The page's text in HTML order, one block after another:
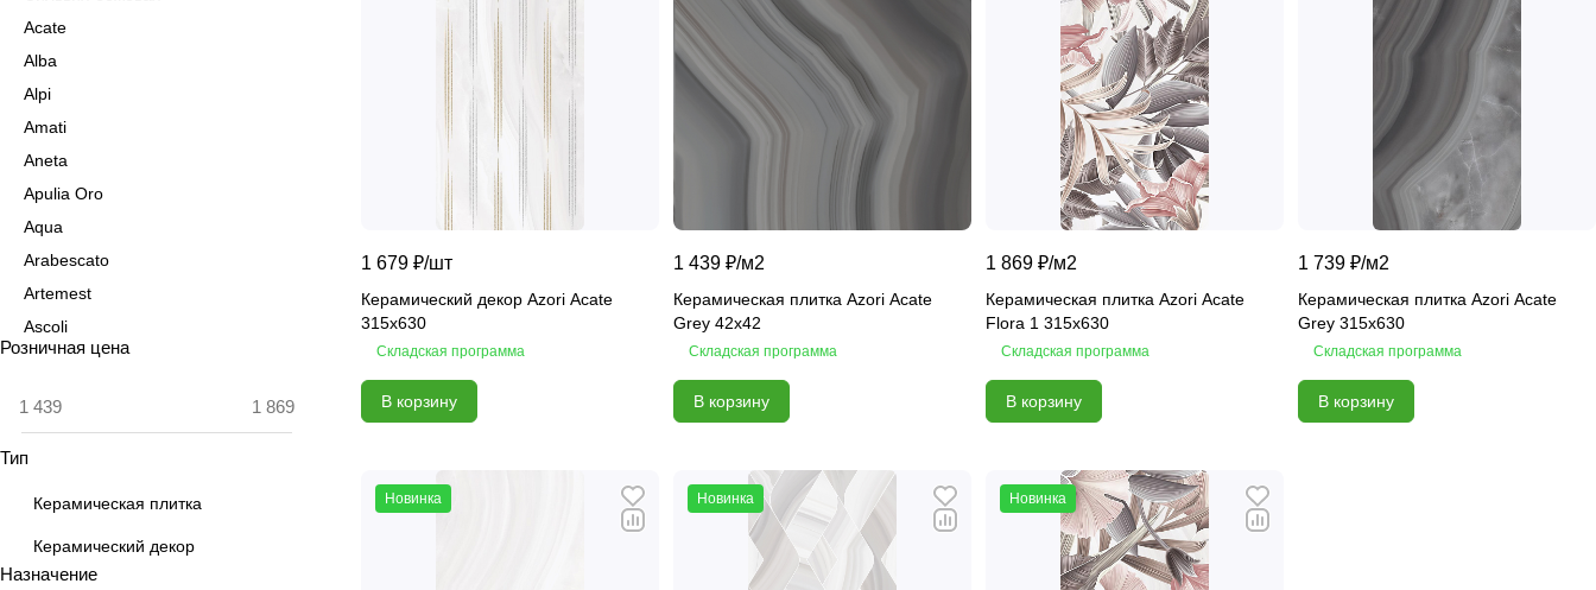
1 679 ₽/шт
Керамический декор Azori Acate
315x630
Складская программа
В корзину
1 439 ₽/м2
Керамическая плитка Azori Acate
Grey 42x42
Складская программа
В корзину
1 869 ₽/м2
Керамическая плитка Azori Acate
Flora 1 315x630
Складская программа
В корзину
1 739 ₽/м2
Керамическая плитка Azori Acate
Grey 315x630
Складская программа
В корзину
Новинка Новинка Новинка
Acate
Alba
Alpi
Amati
Aneta
Apulia Oro
Aqua
Arabescato
Artemest
Ascoli
Aspen
Azolla
Bricks
Розничная цена
Тип
Керамическая плитка
Керамический декор
Назначение